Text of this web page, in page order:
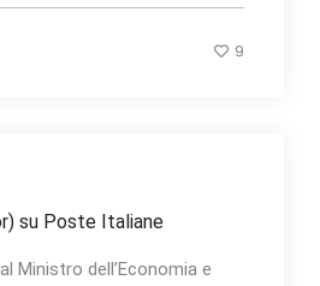
9
su Poste Italiane
Ministro dell’Economia e